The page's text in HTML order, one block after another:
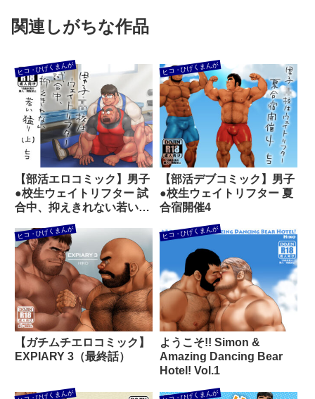
関連しがちな作品
ヒコ・ひげくまんが
【部活エロコミック】男子
●校生ウェイトリフター 試
合中、抑えきれない若い猛
ヒコ・ひげくまんが
【部活デブコミック】男子
●校生ウェイトリフター 夏
合宿開催4
ヒコ・ひげくまんが
【ガチムチエロコミック】
EXPIARY 3（最終話）
ヒコ・ひげくまんが
ようこそ!! Simon &
Amazing Dancing Bear
Hotel! Vol.1
ヒコ・ひげくまんが ヒコ・ひげくまんが